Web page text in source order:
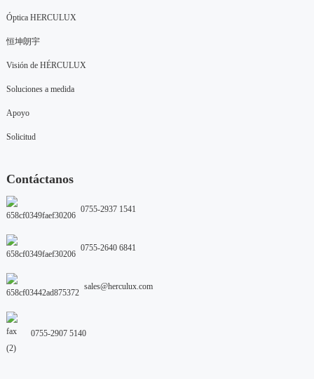
Óptica HERCULUX
恒坤朗宇
Visión de HÉRCULUX
Soluciones a medida
Apoyo
Solicitud
Contáctanos
0755-2937 1541
0755-2640 6841
sales@herculux.com
0755-2907 5140